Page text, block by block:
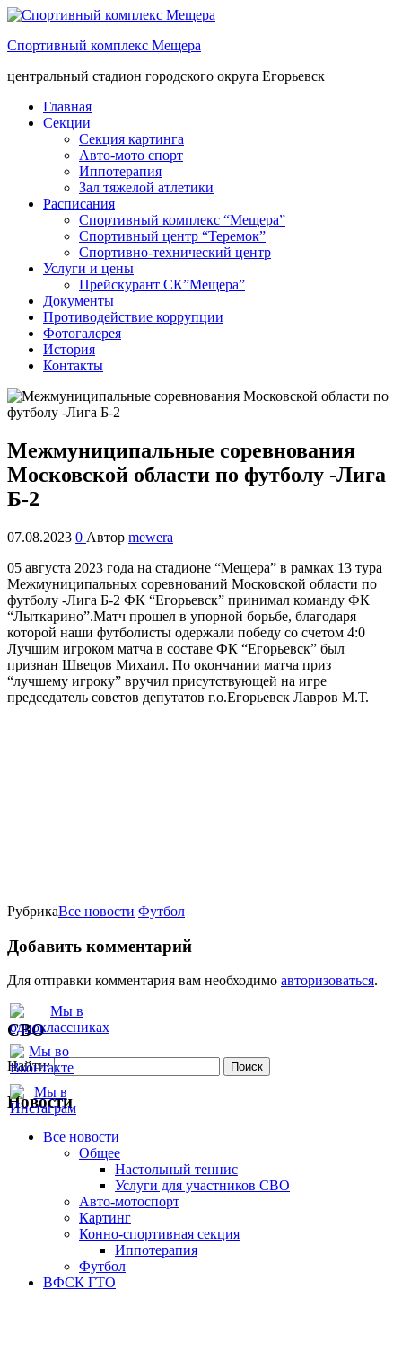
Спортивный комплекс Мещера
центральный стадион городского округа Егорьевск
Главная
Секции
Секция картинга
Авто-мото спорт
Иппотерапия
Зал тяжелой атлетики
Расписания
Спортивный комплекс “Мещера”
Спортивный центр “Теремок”
Спортивно-технический центр
Услуги и цены
Прейскурант СК”Мещера”
Документы
Противодействие коррупции
Фотогалерея
История
Контакты
Межмуниципальные соревнования
Московской области по футболу -Лига
Б-2
07.08.2023 0 Автор mewera
05 августа 2023 года на стадионе “Мещера” в рамках 13 тура
Межмуниципальных соревнований Московской области по
футболу -Лига Б-2 ФК “Егорьевск” принимал команду ФК
“Лыткарино”.Матч прошел в упорной борьбе, благодаря
которой наши футболисты одержали победу со счетом 4:0
Лучшим игроком матча в составе ФК “Егорьевск” был
признан Швецов Михаил. По окончании матча приз
“лучшему игроку” вручил присутствующей на игре
председатель советов депутатов г.о.Егорьевск Лавров М.Т.
РубрикаВсе новости Футбол
Добавить комментарий
Для отправки комментария вам необходимо авторизоваться.
СВО
Найти:
Новости
Все новости
Oбщее
Настольный теннис
Услуги для участников СВО
Авто-мотоспорт
Картинг
Конно-спортивная секция
Иппотерапия
Футбол
ВФСК ГТО